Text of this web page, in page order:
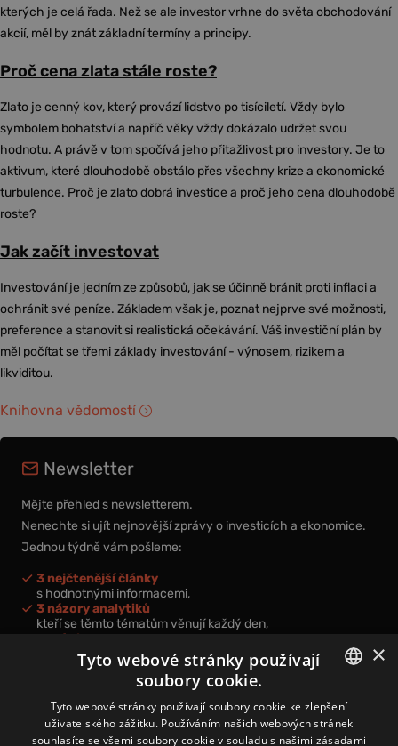
kterých je celá řada. Než se ale investor vrhne do světa obchodování
akcií, měl by znát základní termíny a principy.
Proč cena zlata stále roste?
Zlato je cenný kov, který provází lidstvo po tisíciletí. Vždy bylo
symbolem bohatství a napříč věky vždy dokázalo udržet svou
hodnotu. A právě v tom spočívá jeho přitažlivost pro investory. Je to
aktivum, které dlouhodobě obstálo přes všechny krize a ekonomické
turbulence. Proč je zlato dobrá investice a proč jeho cena dlouhodobě
roste?
Jak začít investovat
Investování je jedním ze způsobů, jak se účinně bránit proti inflaci a
ochránit své peníze. Základem však je, poznat nejprve své možnosti,
preference a stanovit si realistická očekávání. Váš investiční plán by
měl počítat se třemi základy investování - výnosem, rizikem a
likviditou.
Knihovna vědomostí
Newsletter
Mějte přehled s newsletterem.
Nenechte si ujít nejnovější zprávy o investicích a ekonomice.
Jednou týdně vám pošleme:
3 nejčtenější články
s hodnotnými informacemi,
3 názory analytiků
kteří se těmto tématům věnují každý den,
nová videa a podcasty
k prohloubení vašich znalostí.
Přihlášením k newsletteru vyjadřujete svůj souhlas spodmínkami
CZECH
×
Tyto webové stránky používají
soubory cookie.
Tyto webové stránky používají soubory cookie ke zlepšení
uživatelského zážitku. Používáním našich webových stránek
souhlasíte se všemi soubory cookie v souladu s našimi zásadami